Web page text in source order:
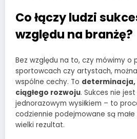
Co łączy ludzi
względu na branżę?
Bez względu na to, czy mówimy o
sportowcach czy artystach,
wspólne cechy. To
ciągłego rozwoju. Sukces nie
jednorazowym wysiłkiem – to
codziennie podejmowane są
wielki rezultat.